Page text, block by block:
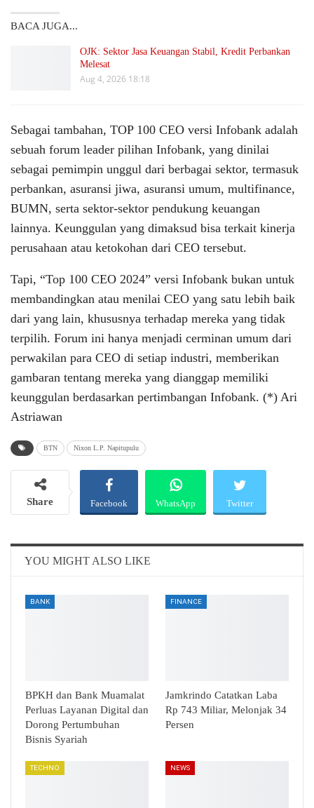
BACA JUGA...
OJK: Sektor Jasa Keuangan Stabil, Kredit Perbankan
Melesat
Aug 4, 2026 18:18
Sebagai tambahan, TOP 100 CEO versi Infobank adalah
sebuah forum leader pilihan Infobank, yang dinilai
sebagai pemimpin unggul dari berbagai sektor, termasuk
perbankan, asuransi jiwa, asuransi umum, multifinance,
BUMN, serta sektor-sektor pendukung keuangan
lainnya. Keunggulan yang dimaksud bisa terkait kinerja
perusahaan atau ketokohan dari CEO tersebut.
Tapi, “Top 100 CEO 2024” versi Infobank bukan untuk
membandingkan atau menilai CEO yang satu lebih baik
dari yang lain, khususnya terhadap mereka yang tidak
terpilih. Forum ini hanya menjadi cerminan umum dari
perwakilan para CEO di setiap industri, memberikan
gambaran tentang mereka yang dianggap memiliki
keunggulan berdasarkan pertimbangan Infobank. (*) Ari
Astriawan
BTN Nixon L.P. Napitupulu
Share Facebook WhatsApp Twitter
YOU MIGHT ALSO LIKE
BANK
BPKH dan Bank Muamalat
Perluas Layanan Digital dan
Dorong Pertumbuhan
Bisnis Syariah
FINANCE
Jamkrindo Catatkan Laba
Rp 743 Miliar, Melonjak 34
Persen
TECHNO NEWS